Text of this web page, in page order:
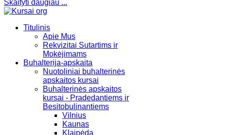
Skaityti daugiau ...
Titulinis
Apie Mus
Rekvizitai Sutartims ir
Mokėjimams
Buhalterija-apskaita
Nuotoliniai buhalterinės
apskaitos kursai
Buhalterinės apskaitos
kursai - Pradedantiems ir
Besitobulinantiems
Vilnius
Kaunas
Klaipėda